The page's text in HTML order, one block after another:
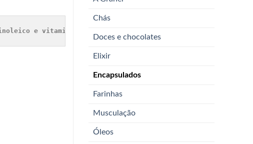
Chás
Doces e chocolates
Elixir
Encapsulados
Farinhas
Musculação
Óleos
e vitamina E.